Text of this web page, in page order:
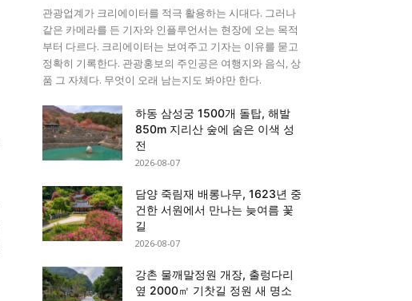
관광업계가 크리에이터를 적극 활용하는 시대다. 그러나
같은 카메라를 든 기자와 인플루언서는 현장에 오는 목적
부터 다르다. 크리에이터는 보여주고 기자는 이유를 묻고
정확히 기록한다. 관광홍보의 주인공은 여행지와 음식, 상
품 그 자체다. 무엇이 오래 남는지도 봐야만 한다.
하동 삼성궁 1500개 돌탑, 해발
850m 지리산 숲에 숨은 이색 성
전
2026-08-07
담양 죽림재 배롱나무, 1623년 중
건한 서원에서 만나는 늦여름 꽃
길
2026-08-07
강촌 물깨말정원 개장, 출렁다리
옆 2000㎡ 기찻길 정원 새 명소